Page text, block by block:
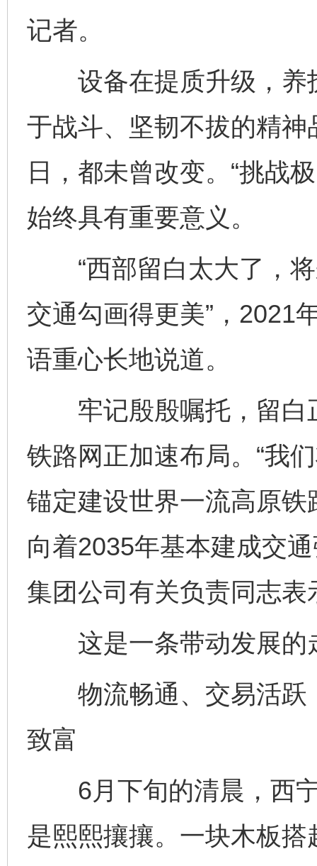
记者。
设备在提质升级，养
于战斗、坚韧不拔的精
日，都未曾改变。“挑战
始终具有重要意义。
“西部留白太大了，将
交通勾画得更美”，2021
语重心长地说道。
牢记殷殷嘱托，留白
铁路网正加速布局。“我
锚定建设世界一流高原
向着2035年基本建成交
集团公司有关负责同志表
这是一条带动发展
物流畅通、交易活跃
致富
6月下旬的清晨，西宁
是熙熙攘攘。一块木板